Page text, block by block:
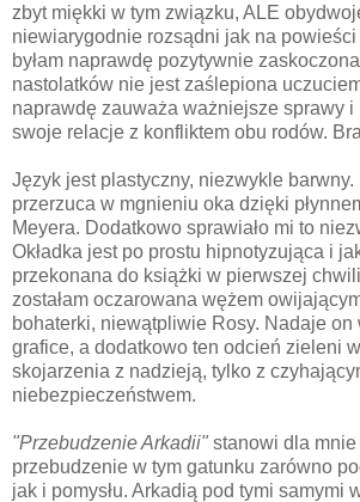
zbyt miękki w tym związku, ALE
niewiarygodnie rozsądni jak na powieści
byłam naprawdę pozytywnie
nastolatków nie jest zaślepiona
naprawdę zauważa ważniejsze sprawy
swoje relacje z konfliktem obu rodów.
Język jest plastyczny, niezwykle
przerzuca w mgnieniu oka dzięki
Meyera. Dodatkowo sprawiało mi to
Okładka jest po prostu hipnotyzująca i
przekonana do książki w pierwszej
zostałam oczarowana wężem
bohaterki, niewątpliwie Rosy. Nadaje on
grafice, a dodatkowo ten odcień zieleni
skojarzenia z nadzieją, tylko z
niebezpieczeństwem.
"Przebudzenie Arkadii" stanowi dla
przebudzenie w tym gatunku zarówno
jak i pomysłu. Arkadią pod tymi samymi